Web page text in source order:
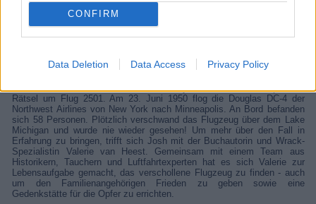
CONFIRM
Data Deletion Data Access Privacy Policy
Details
Rätsel um Flug 2501. Am 23. Juni 1950 flog die Douglas DC-4 der
Northwest Airlines von New York nach Minneapolis. An Bord befanden
sich 58 Personen. Plötzlich verschwand das Flugzeug über dem Lake
Michigan und wurde nie wieder gesehen! Um mehr über den Fall in
Erfahrung zu bringen, trifft sich Josh mit der Buchautorin und Wrack-
Spezialistin Valerie van Heest. Gemeinsam mit einem Team aus
Historikern, Tauchern und Luftfahrtexperten hat es sich Valerie zur
Lebensaufgabe gemacht, das verschollene Flugzeug zu finden - auch
um den Familienangehörigen Frieden zu geben sowie eine
Gedenkstätte für die Opfer zu errichten.